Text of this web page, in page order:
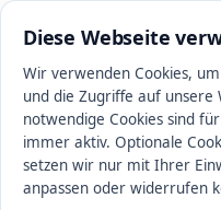
Diese Webseite
Wir verwenden Cookies,
und die Zugriffe auf unsere
notwendige Cookies sind
immer aktiv. Optionale
setzen wir nur mit Ihrer
anpassen oder widerrufen